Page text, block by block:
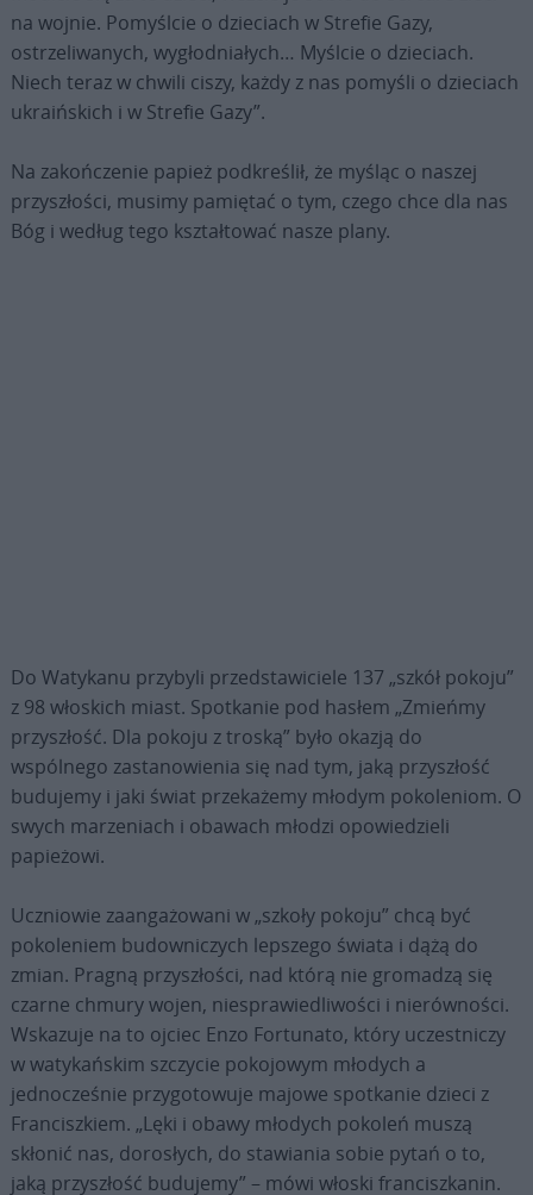
na wojnie. Pomyślcie o dzieciach w Strefie Gazy,
ostrzeliwanych, wygłodniałych… Myślcie o dzieciach.
Niech teraz w chwili ciszy, każdy z nas pomyśli o dzieciach
ukraińskich i w Strefie Gazy”.
Na zakończenie papież podkreślił, że myśląc o naszej
przyszłości, musimy pamiętać o tym, czego chce dla nas
Bóg i według tego kształtować nasze plany.
Do Watykanu przybyli przedstawiciele 137 „szkół pokoju”
z 98 włoskich miast. Spotkanie pod hasłem „Zmieńmy
przyszłość. Dla pokoju z troską” było okazją do
wspólnego zastanowienia się nad tym, jaką przyszłość
budujemy i jaki świat przekażemy młodym pokoleniom. O
swych marzeniach i obawach młodzi opowiedzieli
papieżowi.
Uczniowie zaangażowani w „szkoły pokoju” chcą być
pokoleniem budowniczych lepszego świata i dążą do
zmian. Pragną przyszłości, nad którą nie gromadzą się
czarne chmury wojen, niesprawiedliwości i nierówności.
Wskazuje na to ojciec Enzo Fortunato, który uczestniczy
w watykańskim szczycie pokojowym młodych a
jednocześnie przygotowuje majowe spotkanie dzieci z
Franciszkiem. „Lęki i obawy młodych pokoleń muszą
skłonić nas, dorosłych, do stawiania sobie pytań o to,
jaką przyszłość budujemy” – mówi włoski franciszkanin.